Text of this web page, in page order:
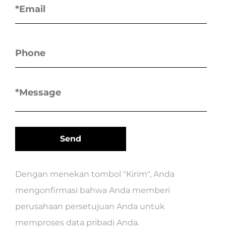
Dengan menekan tombol "Kirim", Anda
mengonfirmasi bahwa Anda memberi
perusahaan persetujuan Anda untuk
memproses data pribadi Anda.